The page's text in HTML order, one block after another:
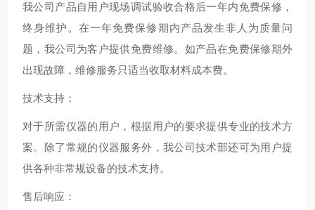
我公司产品自用户现场调试验收合格后一年内免费保修，
终身维护。在一年免费保修期内产品发生非人为质量问
题，我公司为客户提供免费维修。如产品在免费保修期外
出现故障，维修服务只适当收取材料成本费。
技术支持：
对于所需仪器的用户，根据用户的要求提供专业的技术方
案。除了常规的仪器服务外，我公司技术部还可为用户提
供各种非常规设备的技术支持。
售后响应：